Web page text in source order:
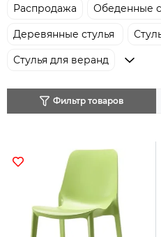
Распродажа Обеденные
Деревянные стулья
Стулья для веранд
Фильтр товаров